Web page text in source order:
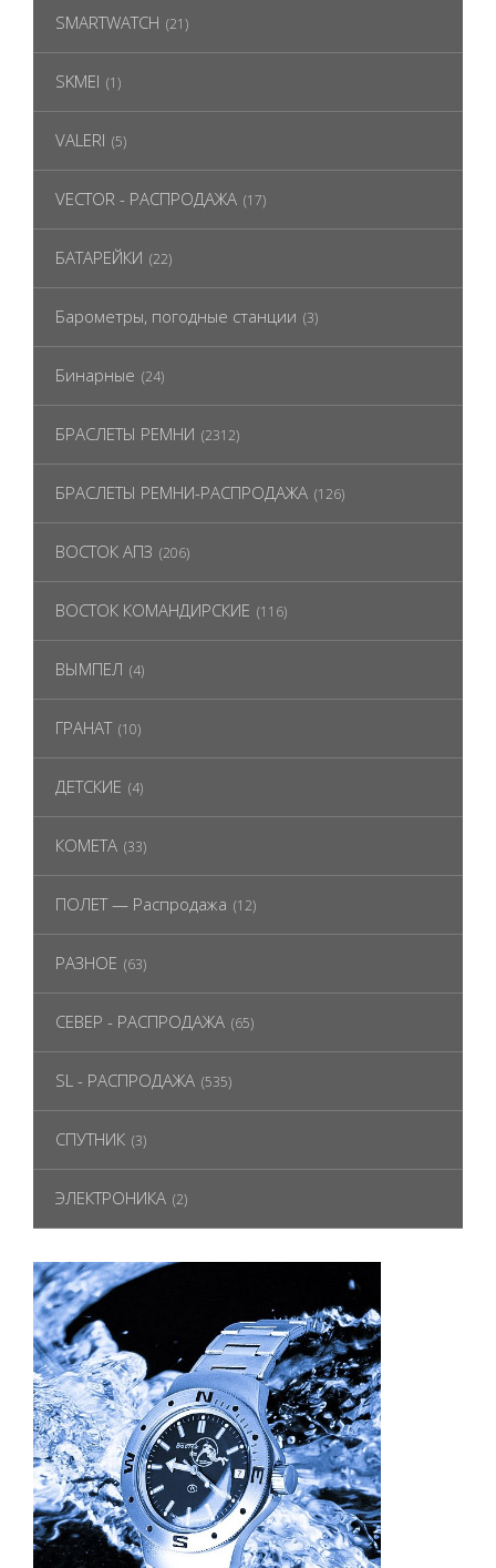
SMARTWATCH (21)
SKMEI (1)
VALERI (5)
VECTOR - РАСПРОДАЖА (17)
БАТАРЕЙКИ (22)
Барометры, погодные станции (3)
Бинарные (24)
БРАСЛЕТЫ РЕМНИ (2312)
БРАСЛЕТЫ РЕМНИ-РАСПРОДАЖА (126)
ВОСТОК АПЗ (206)
ВОСТОК КОМАНДИРСКИЕ (116)
ВЫМПЕЛ (4)
ГРАНАТ (10)
ДЕТСКИЕ (4)
КОМЕТА (33)
ПОЛЕТ — Распродажа (12)
РАЗНОЕ (63)
СЕВЕР - РАСПРОДАЖА (65)
SL - РАСПРОДАЖА (535)
СПУТНИК (3)
ЭЛЕКТРОНИКА (2)